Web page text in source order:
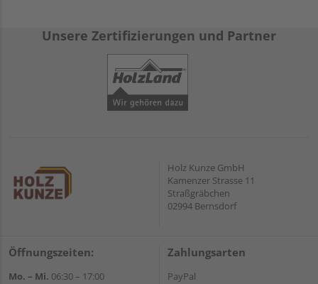
Unsere Zertifizierungen und Partner
Holz Kunze GmbH
Kamenzer Strasse 11
Straßgräbchen
02994 Bernsdorf
Öffnungszeiten:
Mo. – Mi. 06:30 – 17:00
Zahlungsarten
PayPal